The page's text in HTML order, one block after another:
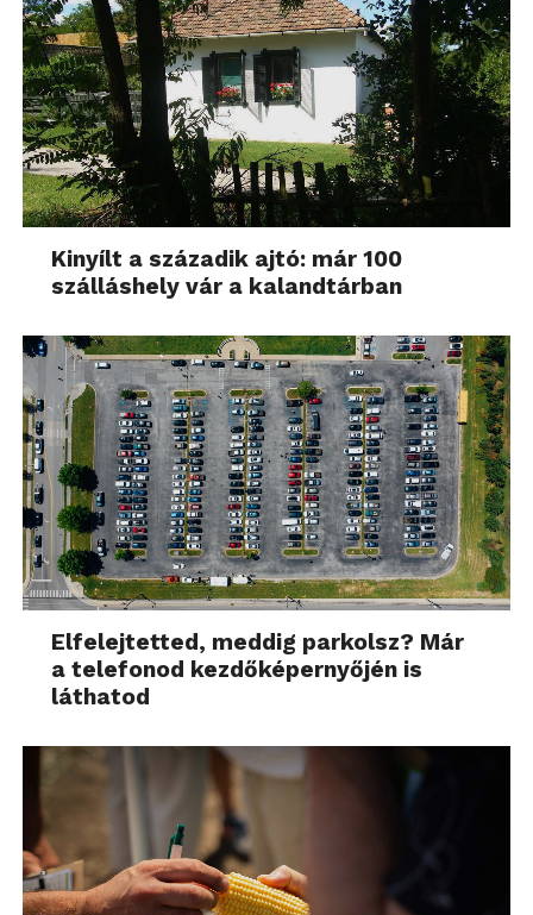
Kinyílt a századik ajtó: már 100
szálláshely vár a kalandtárban
Elfelejtetted, meddig parkolsz? Már
a telefonod kezdőképernyőjén is
láthatod